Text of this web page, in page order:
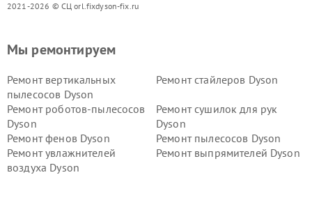
2021-2026 © СЦ orl.fixdyson-fix.ru
Мы ремонтируем
Ремонт вертикальных
пылесосов Dyson
Ремонт стайлеров Dyson
Ремонт роботов-пылесосов
Dyson
Ремонт сушилок для рук
Dyson
Ремонт фенов Dyson
Ремонт пылесосов Dyson
Ремонт увлажнителей
воздуха Dyson
Ремонт выпрямителей Dyson